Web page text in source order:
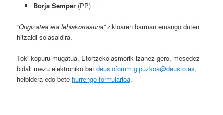
Borja Semper (PP)
“Ongizatea eta lehiakortasuna”zikloaren barruan emango duten
hitzaldi-solasaldira.
Toki kopuru mugatua. Etortzeko asmorik izanez gero, mesedez
bidali mezu elektroniko batdeustoforum.gipuzkoa@deusto.es,
helbidera edo bete hurrengo formularioa.